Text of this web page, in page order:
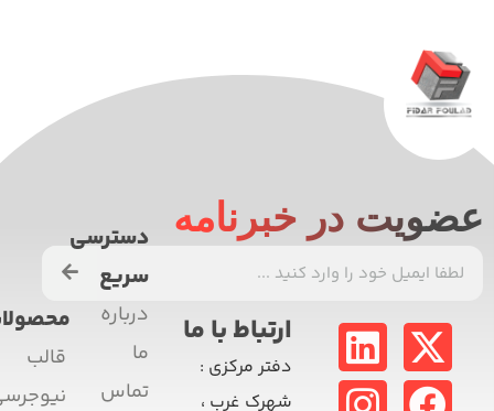
در خبرنامه
محصولات
قالب
نیوجرسی
دسترسی
سریع
درباره
ما
تماس
ارتباط با ما
دفتر مرکزی:
شهرک غرب ،